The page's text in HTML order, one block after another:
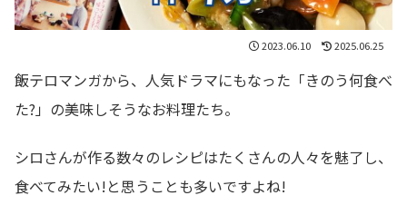
2023.06.10 2025.06.25
飯テロマンガから、人気ドラマにもなった「きのう何食べ
た?」の美味しそうなお料理たち。
シロさんが作る数々のレシピはたくさんの人々を魅了し、
食べてみたい!と思うことも多いですよね!